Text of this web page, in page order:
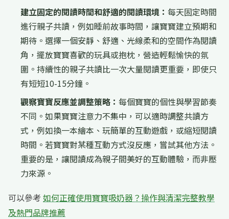
建立固定的閱讀時間和舒適的閱讀環境： 每天固定時間
進行親子共讀，例如睡前故事時間，讓寶寶建立預期和
期待。選擇一個安靜、舒適、光線柔和的空間作為閱讀
角，擺放寶寶喜歡的玩具或抱枕，營造輕鬆愉快的氛
圍。持續性的親子共讀比一次大量閱讀更重要，即使只
有短短10-15分鐘。
觀察寶寶反應並調整策略： 每個寶寶的個性與學習節奏
不同。如果寶寶注意力不集中，可以適時調整共讀方
式，例如換一本繪本、玩簡單的互動遊戲，或縮短閱讀
時間。若寶寶對某種互動方式沒反應，嘗試其他方法。
重要的是，讓閱讀成為親子間美好的互動體驗，而非壓
力來源。
可以參考如何正確使用寶寶吸奶器？操作與清潔完整教學
及熱門品牌推薦